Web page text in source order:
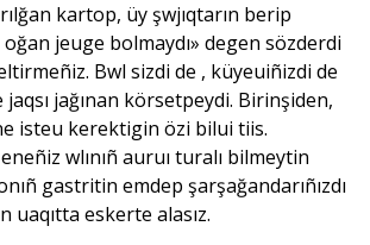
kartop, üy şwjıqtarın berip
jeuge bolmaydı» degen sözderdi
Bwl sizdi de , küyeuiñizdi de
jağınan körsetpeydi. Birinşiden,
isteu kerektigin özi bilui tiis.
wlınıñ auruı turalı bilmeytin
gastritin emdep şarşağandarıñızdı
uaqıtta eskerte alasız.